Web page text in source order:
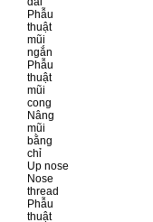
Phẫu
thuật
mũi
ngắn
Phẫu
thuật
mũi
cong
Nâng
mũi
bằng
chỉ
Up nose
Nose
thread
Phẫu
thuật